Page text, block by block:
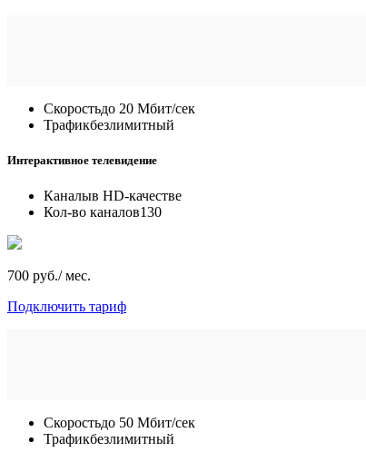
Скоростьдо 20 Мбит/сек
Трафикбезлимитный
Интерактивное телевидение
Каналыв HD-качестве
Кол-во каналов130
700 руб./ мес.
Подключить тариф
Скоростьдо 50 Мбит/сек
Трафикбезлимитный